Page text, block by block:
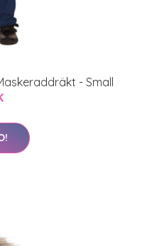
- Small